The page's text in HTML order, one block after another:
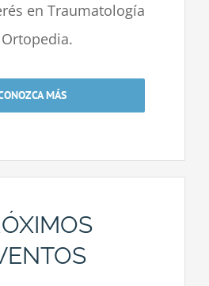
en Traumatología
MÁS